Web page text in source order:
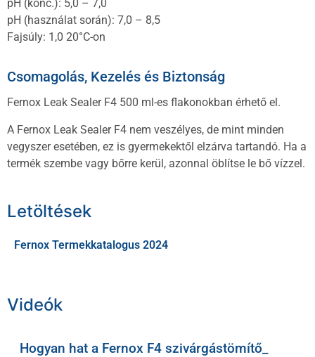
pH (konc.): 5,0 – 7,0
pH (használat során): 7,0 – 8,5
Fajsúly: 1,0 20°C-on
Csomagolás, Kezelés és Biztonság
Fernox Leak Sealer F4 500 ml-es flakonokban érhető el.
A Fernox Leak Sealer F4 nem veszélyes, de mint minden
vegyszer esetében, ez is gyermekektől elzárva tartandó. Ha a
termék szembe vagy bőrre kerül, azonnal öblítse le bő vízzel.
Letöltések
Fernox Termekkatalogus 2024
Videók
Hogyan hat a Fernox F4 szivárgástömítő_